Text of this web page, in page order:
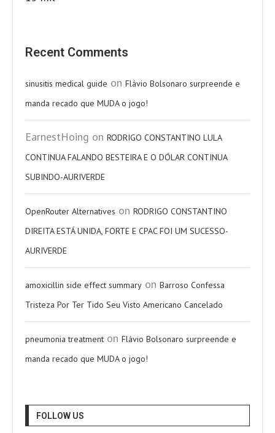
Recent Comments
sinusitis medical guide on Flávio Bolsonaro surpreende e
manda recado que MUDA o jogo!
EarnestHoing on RODRIGO CONSTANTINO LULA
CONTINUA FALANDO BESTEIRA E O DÓLAR CONTINUA
SUBINDO-AURIVERDE
OpenRouter Alternatives on RODRIGO CONSTANTINO
DIREITA ESTÁ UNIDA, FORTE E CPAC FOI UM SUCESSO-
AURIVERDE
amoxicillin side effect summary on Barroso Confessa
Tristeza Por Ter Tido Seu Visto Americano Cancelado
pneumonia treatment on Flávio Bolsonaro surpreende e
manda recado que MUDA o jogo!
FOLLOW US